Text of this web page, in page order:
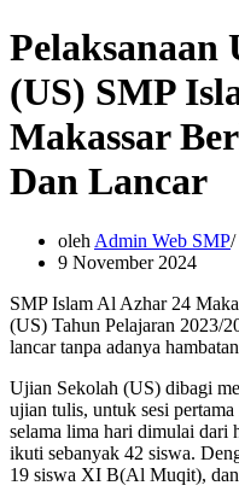
Pelaksanaan
(US) SMP
Makassar
Dan Lancar
oleh Admin Web SMP
9 November 2024
SMP Islam Al Azhar 24
(US) Tahun Pelajaran 2023/
lancar tanpa adanya
Ujian Sekolah (US) dibagi
ujian tulis, untuk sesi
selama lima hari dimulai dari
ikuti sebanyak 42 siswa.
19 siswa XI B(Al Muqit),